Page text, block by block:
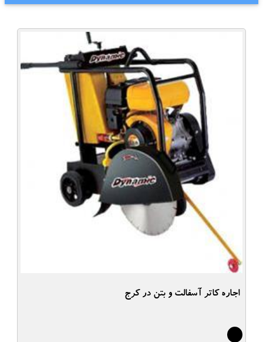
اجاره کاتر آسفالت و بتن در کرج